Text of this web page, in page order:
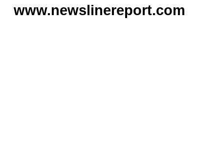
www.newslinereport.com